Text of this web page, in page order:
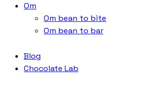
Om
Om bean to bite
Om bean to bar
Blog
Chocolate Lab